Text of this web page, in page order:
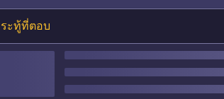
ะทู้ที่ตอบ